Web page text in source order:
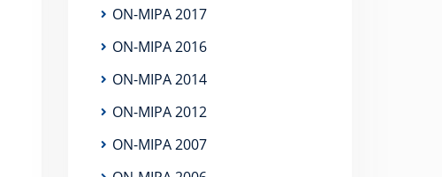
ON-MIPA 2017
ON-MIPA 2016
ON-MIPA 2014
ON-MIPA 2012
ON-MIPA 2007